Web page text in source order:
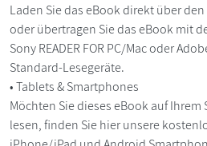
Laden Sie das eBook direkt über
oder übertragen Sie das eBook mit
Sony READER FOR PC/Mac oder
Standard-Lesegeräte.
• Tablets & Smartphones
Möchten Sie dieses eBook auf
lesen, finden Sie hier unsere